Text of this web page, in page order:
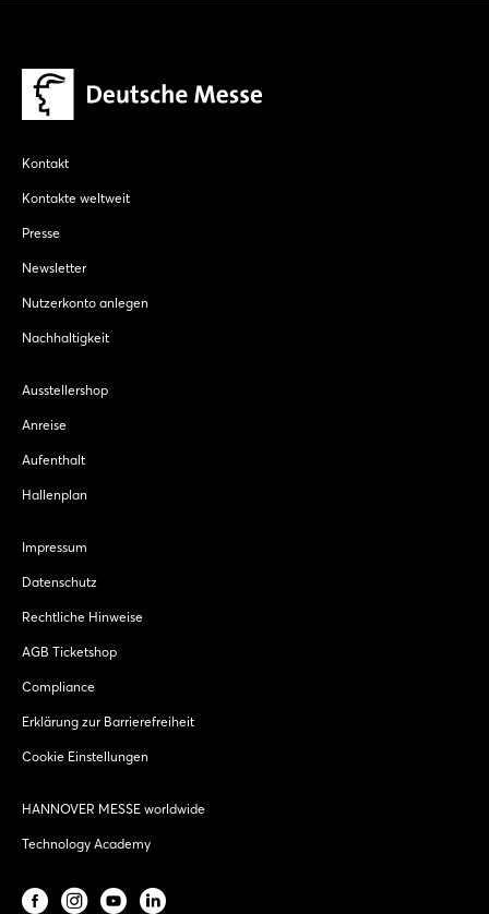
Kontakt
Kontakte weltweit
Presse
Newsletter
Nutzerkonto anlegen
Nachhaltigkeit
Ausstellershop
Anreise
Aufenthalt
Hallenplan
Impressum
Datenschutz
Rechtliche Hinweise
AGB Ticketshop
Compliance
Erklärung zur Barrierefreiheit
Cookie Einstellungen
HANNOVER MESSE worldwide
Technology Academy